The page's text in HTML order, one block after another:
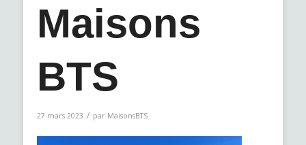
Maisons
BTS
27 mars 2023 / par MaisonsBTS